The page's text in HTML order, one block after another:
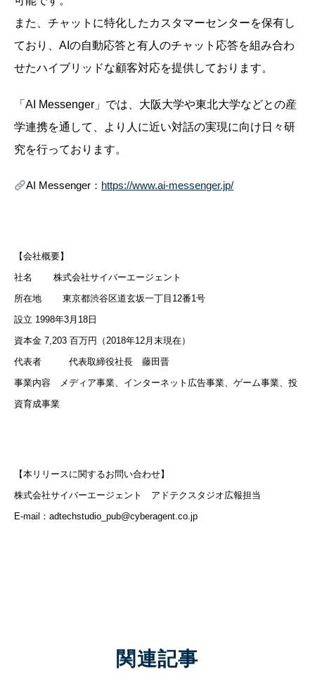
また、チャットに特化したカスタマーセンターを保有し
ており、AIの自動応答と有人のチャット応答を組み合わ
せたハイブリッドな顧客対応を提供しております。
「AI Messenger」では、大阪大学や東北大学などとの産
学連携を通して、より人に近い対話の実現に向け日々研
究を行っております。
AI Messenger： https://www.ai-messenger.jp/
【会社概要】
社名 株式会社サイバーエージェント
所在地 東京都渋谷区道玄坂一丁目12番1号
設立 1998年3月18日
資本金 7,203 百万円（2018年12月末現在）
代表者 代表取締役社長 藤田晋
事業内容 メディア事業、インターネット広告事業、ゲーム事業、投
資育成事業
【本リリースに関するお問い合わせ】
株式会社サイバーエージェント アドテクスタジオ広報担当
E-mail：adtechstudio_pub@cyberagent.co.jp
関連記事